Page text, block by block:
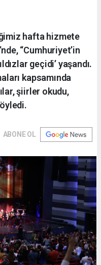
hafta hizmete
“Cumhuriyet’in
geçidi’ yaşandı.
kapsamında
şiirler okudu,
ABONE OL